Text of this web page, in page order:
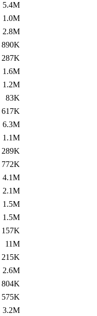
5.4M
1.0M
2.8M
890K
287K
1.6M
1.2M
83K
617K
6.3M
1.1M
289K
772K
4.1M
2.1M
1.5M
1.5M
157K
11M
215K
2.6M
804K
575K
3.2M